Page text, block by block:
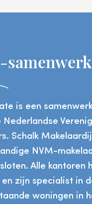
is een
Nederlandse
Schalk
NVM-
Alle kantoren
zijn specialist in
woningen in